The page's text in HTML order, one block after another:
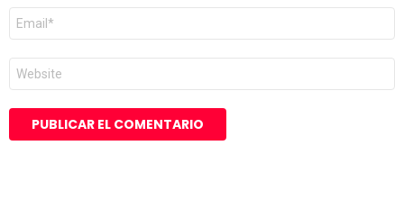
Correo
electrónico
*
Web